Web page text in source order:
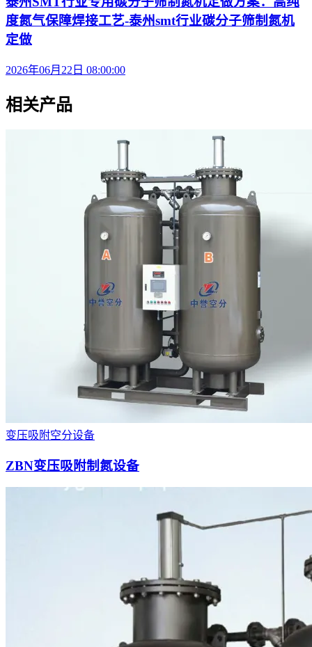
度氮气保障焊接工艺-泰州smt行业碳分子筛制氮机
定做
2026年06月22日 08:00:00
相关产品
变压吸附空分设备
ZBN变压吸附制氮设备